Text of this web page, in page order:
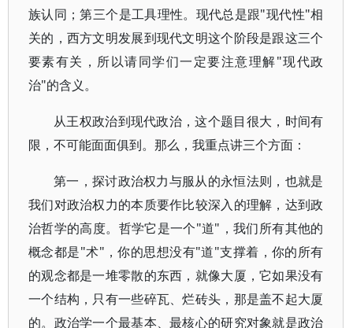
族认同；第三个是工具理性。现代总是跟"现代性"相
关的，西方文明发展到现代文明这个阶段是跟这三个
要素有关，所以请同学们一定要注意理解"现代政
治"的含义。
从王权政治到现代政治，这个题目很大，时间有
限，不可能面面俱到。那么，我重点讲三个方面：
第一，探讨政治权力与服从的永恒法则，也就是
我们对政治权力的本质要作比较深入的理解，达到政
治哲学的高度。哲学它是一个"道"，我们所有其他的
概念都是"术"，你的思想没有"道"支撑着，你的所有
的观念都是一堆零散的东西，就像大厦，它如果没有
一个结构，只有一些碎瓦、烂砖头，那是盖不起大厦
的。政治学一个最基本、最核心的研究对象就是政治